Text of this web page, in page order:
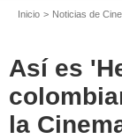
Inicio Noticias de
Así es
la